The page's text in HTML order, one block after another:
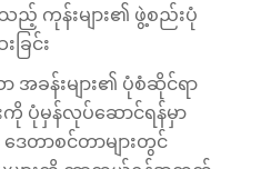
ကုန်းများ၏ ဖွဲ့စည်းပုံ
ြင်း
အခန်းများ၏ ပုံစံဆိုင်ရာ
ကို ပုံမှန်လုပ်ဆောင်ရန်မှာ
ဒေတာစင်တာများတွင်